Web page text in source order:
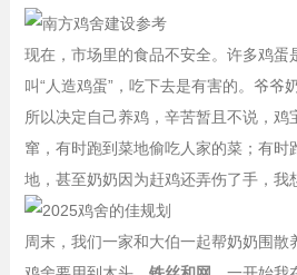
现在，市场里的食品不安全。许多鸡蛋
叫“人造鸡蛋”，吃下去是有害的。爷爷
所以决定自己养鸡，辛苦暂且不说，鸡
窜，有时跑到菜地偷吃人家的菜；有时
地，甚至奶奶因为赶鸡还弄伤了手，我
周末，我们一家和大伯一起帮奶奶围